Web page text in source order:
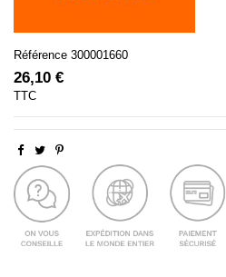
Référence 300001660
26,10 €
TTC